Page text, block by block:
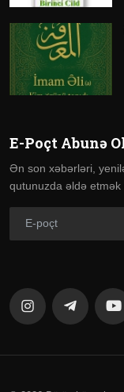
E-Poçt Abunə
Ən son xəbərləri,
qutunuzda əldə etmək